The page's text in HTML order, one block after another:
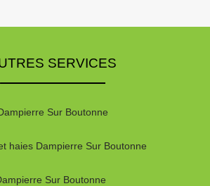
SERVICES
Sur Boutonne
haies Dampierre Sur Boutonne
Sur Boutonne